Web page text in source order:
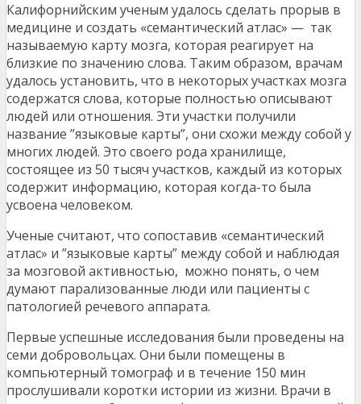
Калифорнийским ученым удалось сделать прорыв в
медицине и создать «семантический атлас» — так
называемую карту мозга, которая реагирует на
близкие по значению слова. Таким образом, врачам
удалось установить, что в некоторых участках мозга
содержатся слова, которые полностью описывают
людей или отношения. Эти участки получили
название ”языковые карты”, они схожи между собой у
многих людей. Это своего рода хранилище,
состоящее из 50 тысяч участков, каждый из которых
содержит информацию, которая когда-то была
усвоена человеком.
Ученые считают, что сопоставив «семантический
атлас» и ”языковые карты” между собой и наблюдая
за мозговой активностью, можно понять, о чем
думают парализованные люди или пациенты с
патологией речевого аппарата.
Первые успешные исследования были проведены на
семи добровольцах. Они были помещены в
компьютерный томограф и в течение 150 мин
прослушивали коротки истории из жизни. Врачи в